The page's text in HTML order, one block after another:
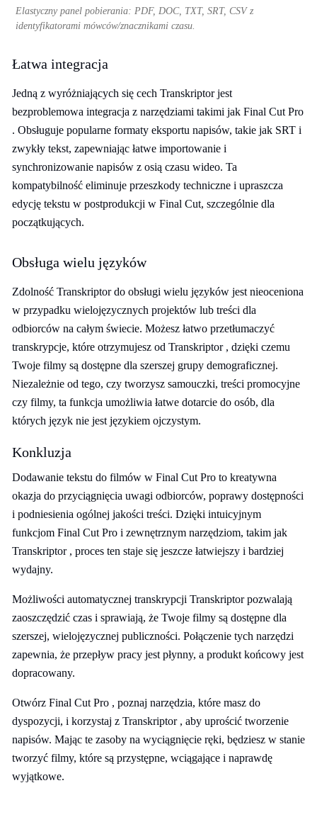
Elastyczny panel pobierania: PDF, DOC, TXT, SRT, CSV z
identyfikatorami mówców/znacznikami czasu.
Łatwa integracja
Jedną z wyróżniających się cech Transkriptor jest
bezproblemowa integracja z narzędziami takimi jak Final Cut Pro
. Obsługuje popularne formaty eksportu napisów, takie jak SRT i
zwykły tekst, zapewniając łatwe importowanie i
synchronizowanie napisów z osią czasu wideo. Ta
kompatybilność eliminuje przeszkody techniczne i upraszcza
edycję tekstu w postprodukcji w Final Cut, szczególnie dla
początkujących.
Obsługa wielu języków
Zdolność Transkriptor do obsługi wielu języków jest nieoceniona
w przypadku wielojęzycznych projektów lub treści dla
odbiorców na całym świecie. Możesz łatwo przetłumaczyć
transkrypcje, które otrzymujesz od Transkriptor , dzięki czemu
Twoje filmy są dostępne dla szerszej grupy demograficznej.
Niezależnie od tego, czy tworzysz samouczki, treści promocyjne
czy filmy, ta funkcja umożliwia łatwe dotarcie do osób, dla
których język nie jest językiem ojczystym.
Konkluzja
Dodawanie tekstu do filmów w Final Cut Pro to kreatywna
okazja do przyciągnięcia uwagi odbiorców, poprawy dostępności
i podniesienia ogólnej jakości treści. Dzięki intuicyjnym
funkcjom Final Cut Pro i zewnętrznym narzędziom, takim jak
Transkriptor , proces ten staje się jeszcze łatwiejszy i bardziej
wydajny.
Możliwości automatycznej transkrypcji Transkriptor pozwalają
zaoszczędzić czas i sprawiają, że Twoje filmy są dostępne dla
szerszej, wielojęzycznej publiczności. Połączenie tych narzędzi
zapewnia, że przepływ pracy jest płynny, a produkt końcowy jest
dopracowany.
Otwórz Final Cut Pro , poznaj narzędzia, które masz do
dyspozycji, i korzystaj z Transkriptor , aby uprościć tworzenie
napisów. Mając te zasoby na wyciągnięcie ręki, będziesz w stanie
tworzyć filmy, które są przystępne, wciągające i naprawdę
wyjątkowe.